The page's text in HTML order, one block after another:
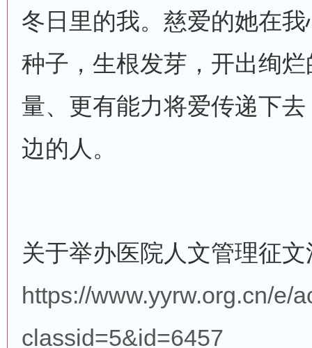
冬日里的我。慈爱的她在
种子，生根发芽，开出绚
量、更有能力将爱传递下
边的人。
关于举办医院人文管理征
https://www.yyrw.org.cn/e/
classid=5&id=6457